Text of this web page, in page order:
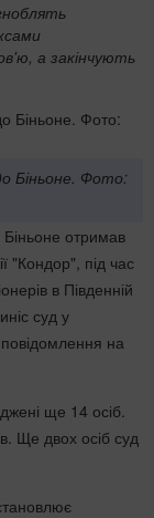
а закінчують
Біньоне. Фото:
отримав
"Кондор", під час
в Південній
суд у
на
ще 14 осіб.
Ще двох осіб суд